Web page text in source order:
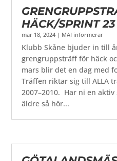
HÄCK/SPRINT
mar 18, 2024 | MAI informerar
Klubb Skåne bjuder in till
grengruppsträff för häck
mars blir det en dag med
Träffen riktar sig till ALLA
2007–2010. Har ni en
äldre så hör...